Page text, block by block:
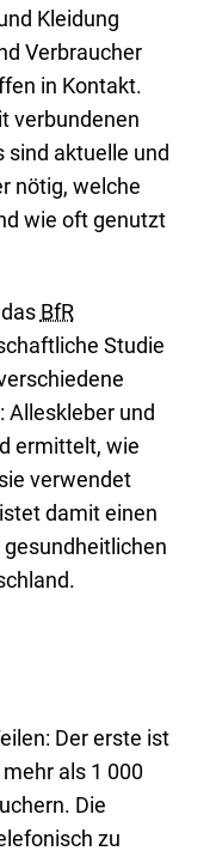
Kleidung
Verbraucher
in Kontakt.
verbundenen
sind aktuelle und
nötig, welche
wie oft genutzt
BfR
Studie
und
ermittelt, wie
verwendet
damit einen
Der erste ist
als 1 000
Die
zu